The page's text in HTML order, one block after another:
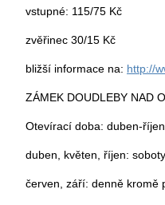
vstupné: 115/75 Kč
zvěřinec 30/15 Kč
bližší informace na: http://
ZÁMEK DOUDLEBY NAD
Otevírací doba: duben-říjen
duben, květen, říjen:
červen, září: denně kromě